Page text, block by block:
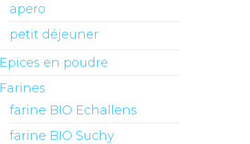
apero
petit déjeuner
Epices en poudre
Farines
farine BIO Echallens
farine BIO Suchy